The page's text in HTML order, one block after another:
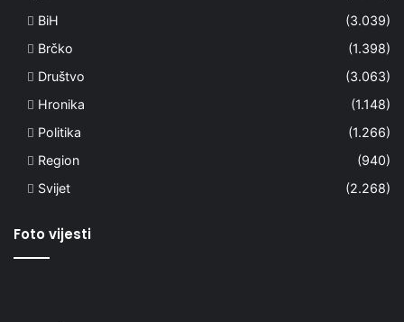
BiH
(3.039)
Brčko
(1.398)
Društvo
(3.063)
Hronika
(1.148)
Politika
(1.266)
Region
(940)
Svijet
(2.268)
Foto vijesti